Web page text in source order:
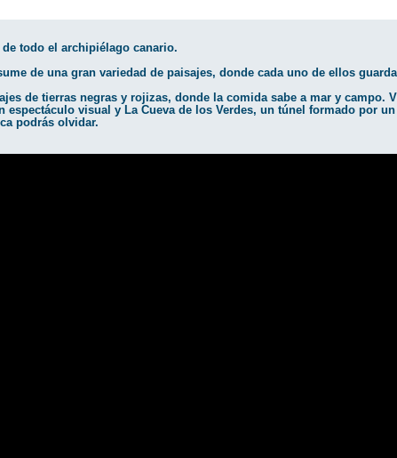
todo el archipiélago canario.
de una gran variedad de paisajes, donde cada uno de ellos
de tierras negras y rojizas, donde la comida sabe a mar y campo.
visual y La Cueva de los Verdes, un túnel formado por
podrás olvidar.